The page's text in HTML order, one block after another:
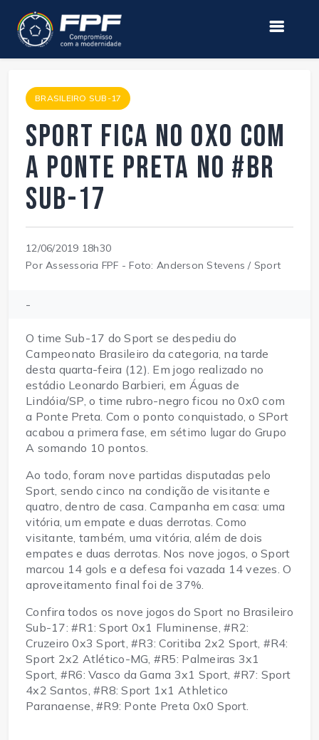
BRASILEIRO SUB-17
Sport fica no 0x0 com
a Ponte Preta no #BR
Sub-17
12/06/2019 18h30
Por Assessoria FPF - Foto: Anderson Stevens / Sport
-
O time Sub-17 do Sport se despediu do
Campeonato Brasileiro da categoria, na tarde
desta quarta-feira (12). Em jogo realizado no
estádio Leonardo Barbieri, em Águas de
Lindóia/SP, o time rubro-negro ficou no 0x0 com
a Ponte Preta. Com o ponto conquistado, o SPort
acabou a primera fase, em sétimo lugar do Grupo
A somando 10 pontos.
Ao todo, foram nove partidas disputadas pelo
Sport, sendo cinco na condição de visitante e
quatro, dentro de casa. Campanha em casa: uma
vitória, um empate e duas derrotas. Como
visitante, também, uma vitória, além de dois
empates e duas derrotas. Nos nove jogos, o Sport
marcou 14 gols e a defesa foi vazada 14 vezes. O
aproveitamento final foi de 37%.
Confira todos os nove jogos do Sport no Brasileiro
Sub-17: #R1: Sport 0x1 Fluminense, #R2:
Cruzeiro 0x3 Sport, #R3: Coritiba 2x2 Sport, #R4:
Sport 2x2 Atlético-MG, #R5: Palmeiras 3x1
Sport, #R6: Vasco da Gama 3x1 Sport, #R7: Sport
4x2 Santos, #R8: Sport 1x1 Athletico
Paranaense, #R9: Ponte Preta 0x0 Sport.